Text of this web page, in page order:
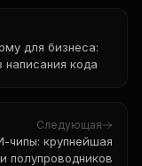
для бизнеса:
написания кода
Следующая
чипы: крупнейшая
полупроводников